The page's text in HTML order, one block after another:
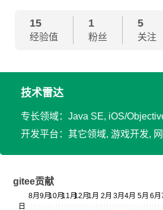
15
经验值
1
粉丝
5
关注
技术雷达
专长领域：Java SE, iOS/
开发平台：其它领域, 游戏开发,
gitee贡献